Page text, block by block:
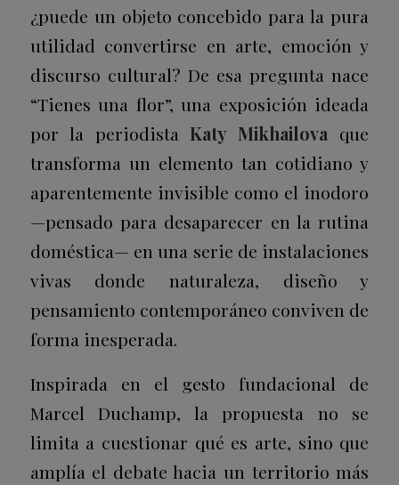
¿puede un objeto concebido para la pura
utilidad convertirse en arte, emoción y
discurso cultural? De esa pregunta nace
“Tienes una flor”, una exposición ideada
por la periodista Katy Mikhailova que
transforma un elemento tan cotidiano y
aparentemente invisible como el inodoro
—pensado para desaparecer en la rutina
doméstica— en una serie de instalaciones
vivas donde naturaleza, diseño y
pensamiento contemporáneo conviven de
forma inesperada.
Inspirada en el gesto fundacional de
Marcel Duchamp, la propuesta no se
limita a cuestionar qué es arte, sino que
amplía el debate hacia un territorio más